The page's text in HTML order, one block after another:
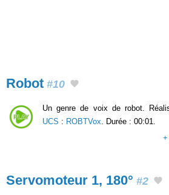
Robot #10
Un genre de voix de robot.
UCS : ROBTVox . Durée : 00:01.
+
Servomoteur 1, 180° #2